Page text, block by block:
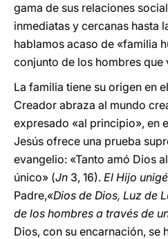
gama de sus relaciones
inmediatas y cercanas hasta
hablamos acaso de «familia
conjunto de los hombres que
La familia tiene su origen en
Creador abraza al mundo
expresado «al principio», en
Jesús ofrece una prueba
evangelio: «Tanto amó Dios
único» (Jn 3, 16). El Hijo
Padre,«Dios de Dios, Luz de
de los hombres a través de
Dios, con su encarnación, se